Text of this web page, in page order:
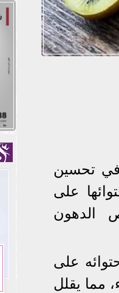
في تحسين
على
الدهون
على
مما يقلل